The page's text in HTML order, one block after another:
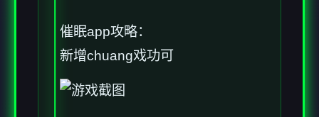
催眠app攻略：
新增chuang戏功可